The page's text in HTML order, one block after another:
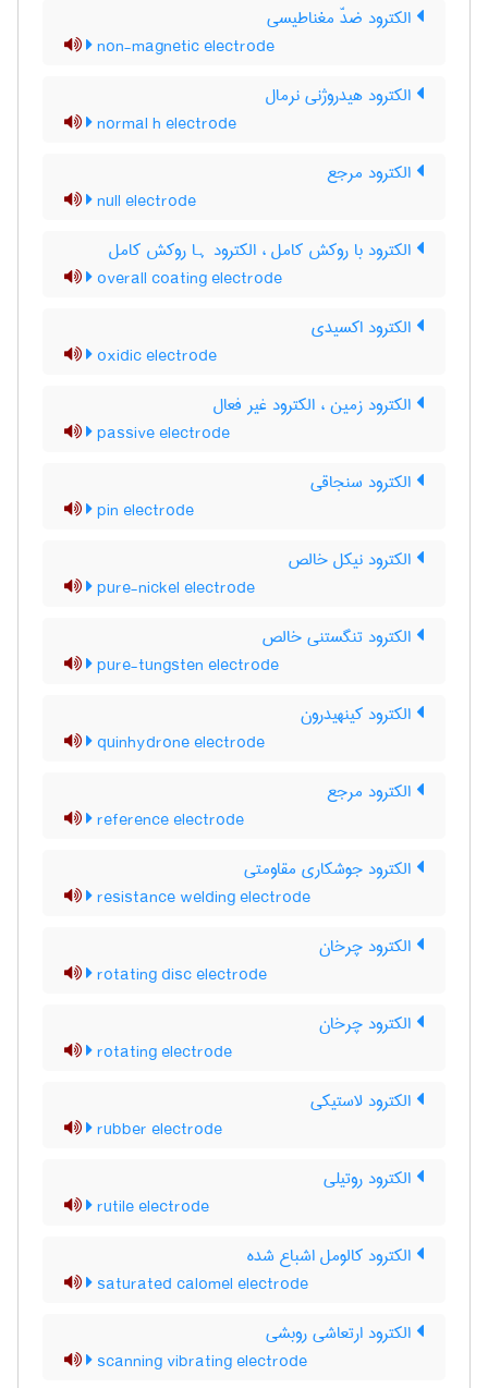
الکترود ضدّ مغناطیسی
non-magnetic electrode
الکترود هیدروژنی نرمال
normal h electrode
الکترود مرجع
null electrode
الکترود با روکش کامل ، الکترود ہا روکش کامل
overall coating electrode
الکترود اکسیدی
oxidic electrode
الکترود زمین ، الکترود غیر فعال
passive electrode
الکترود سنجاقی
pin electrode
الکترود نیکل خالص
pure-nickel electrode
الکترود تنگستنی خالص
pure-tungsten electrode
الکترود کینهیدرون
quinhydrone electrode
الکترود مرجع
reference electrode
الکترود جوشکاری مقاومتی
resistance welding electrode
الکترود چرخان
rotating disc electrode
الکترود چرخان
rotating electrode
الکترود لاستیکی
rubber electrode
الکترود روتیلی
rutile electrode
الکترود کالومل اشباع شده
saturated calomel electrode
الکترود ارتعاشی روبشی
scanning vibrating electrode